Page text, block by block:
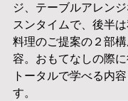
ジ、テーブルアレン
スンタイムで、後半
料理のご提案の２部
容。おもてなしの際
トータルで学べる内
す。